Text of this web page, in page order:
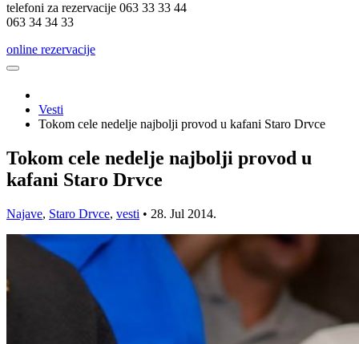
telefoni za rezervacije 063 33 33 44
063 34 34 33
online rezervacije
Vesti
Tokom cele nedelje najbolji provod u kafani Staro Drvce
Tokom cele nedelje najbolji provod u
kafani Staro Drvce
Najave, Staro Drvce, vesti • 28. Jul 2014.